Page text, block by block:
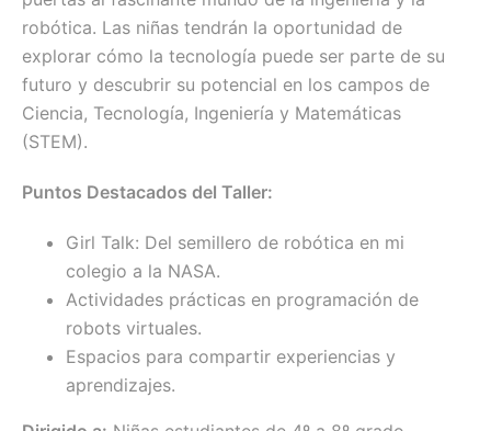
robótica. Las niñas tendrán la oportunidad de
explorar cómo la tecnología puede ser parte de su
futuro y descubrir su potencial en los campos de
Ciencia, Tecnología, Ingeniería y Matemáticas
(STEM).
Puntos Destacados del Taller:
Girl Talk: Del semillero de robótica en mi
colegio a la NASA.
Actividades prácticas en programación de
robots virtuales.
Espacios para compartir experiencias y
aprendizajes.